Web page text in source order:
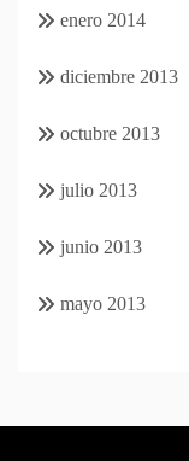
enero 2014
diciembre 2013
octubre 2013
julio 2013
junio 2013
mayo 2013